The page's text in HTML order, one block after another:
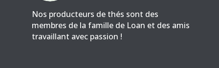
Nos producteurs de thés sont des
membres de la famille de Loan et des amis
travaillant avec passion !